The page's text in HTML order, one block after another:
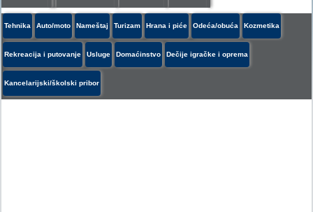
Tehnika Auto/moto Nameštaj Turizam Hrana i piće Odeća/obuća Kozmetika
Rekreacija i putovanje Usluge Domaćinstvo Dečije igračke i oprema
Kancelarijski/školski pribor